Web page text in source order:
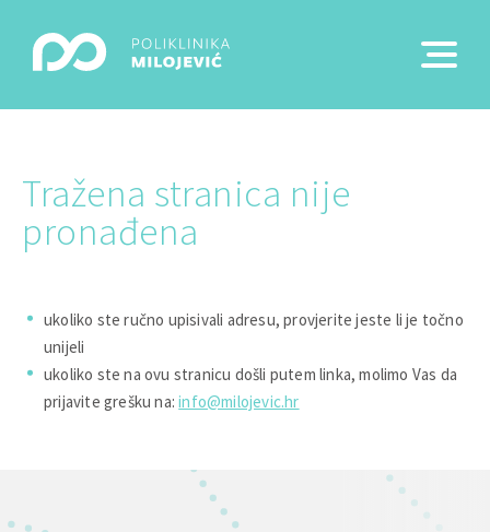
Tražena stranica nije
pronađena
ukoliko ste ručno upisivali adresu, provjerite jeste li je točno
unijeli
ukoliko ste na ovu stranicu došli putem linka, molimo Vas da
prijavite grešku na:info@milojevic.hr